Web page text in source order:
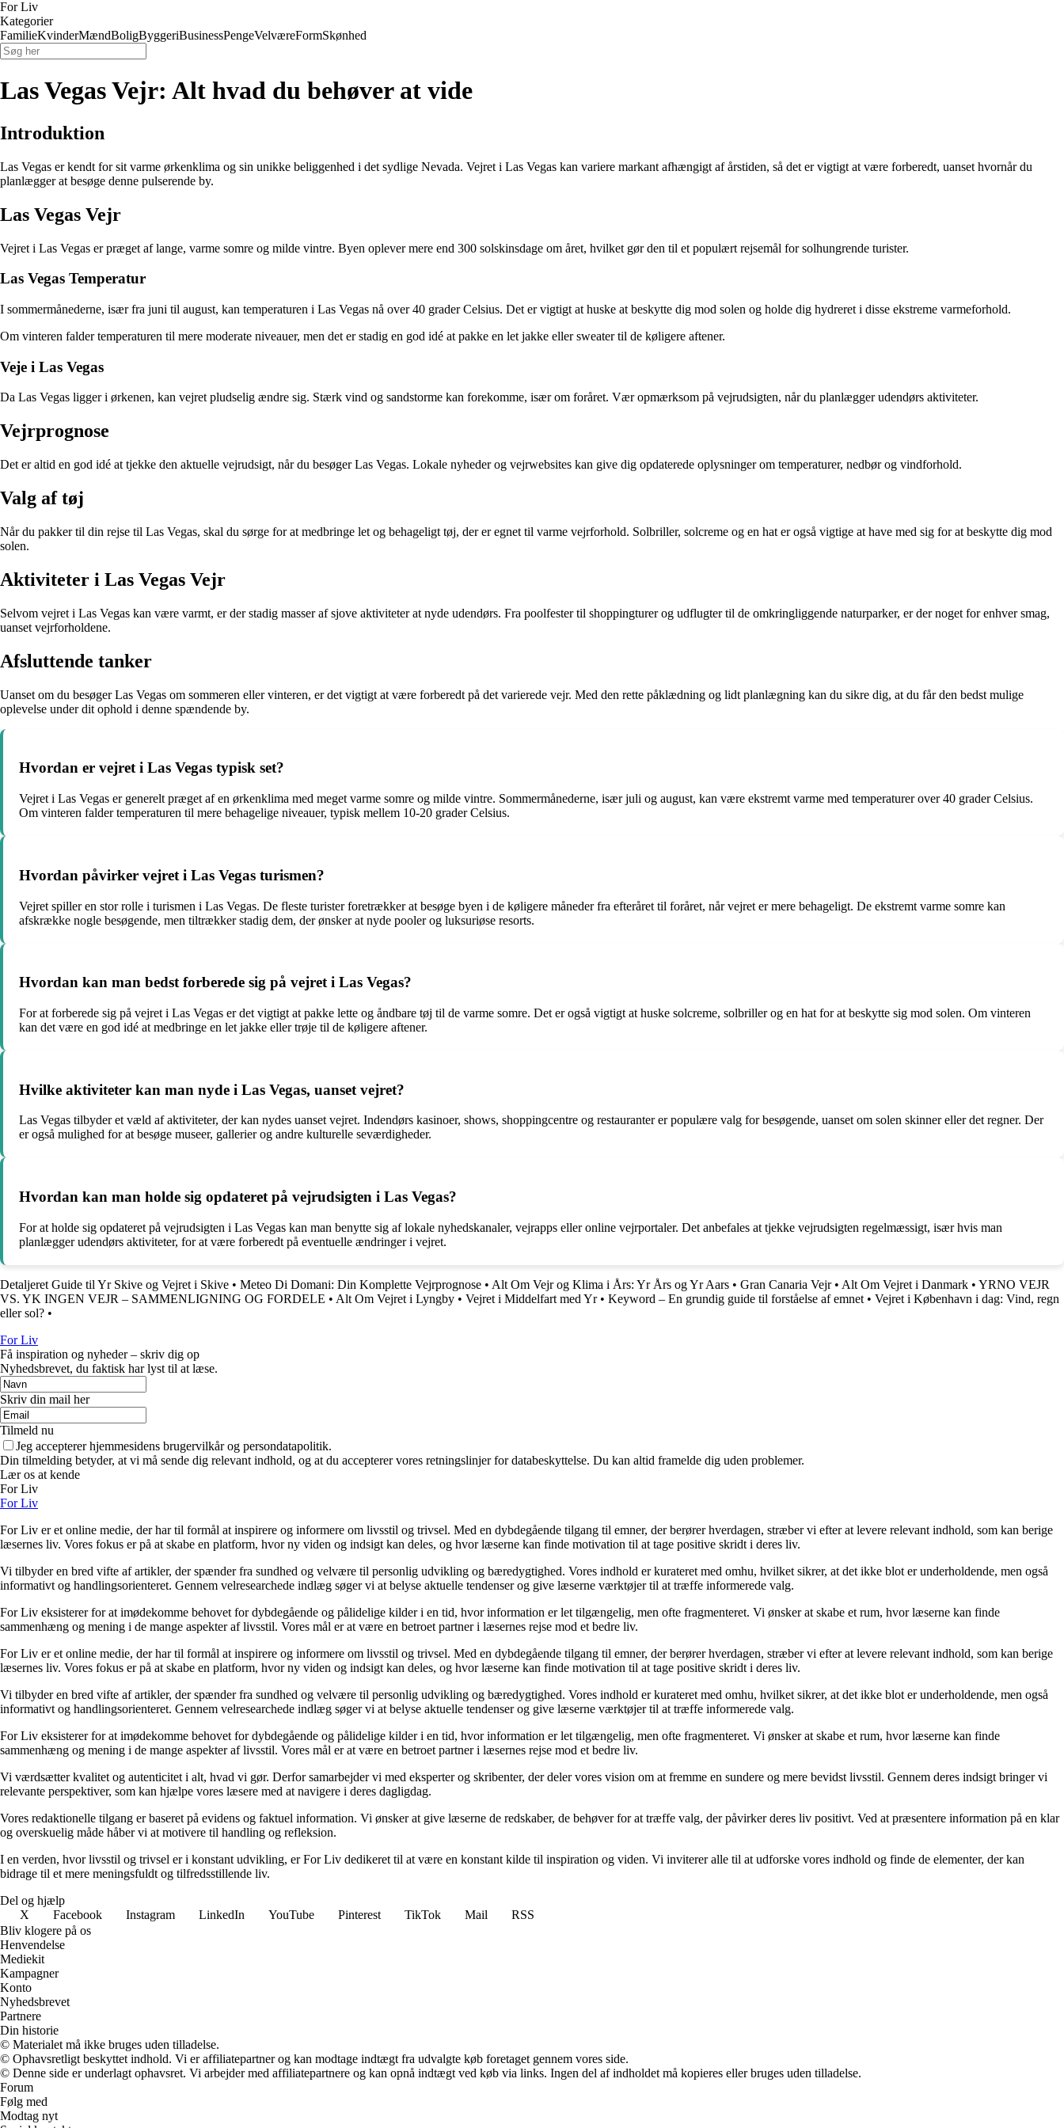
For Liv
Kategorier
FamilieKvinderMændBoligByggeriBusinessPengeVelværeFormSkønhed
Las Vegas Vejr: Alt hvad du behøver at vide
Introduktion
Las Vegas er kendt for sit varme ørkenklima og sin unikke beliggenhed i det sydlige Nevada. Vejret i Las Vegas kan variere markant afhængigt af årstiden, så det er vigtigt at være forberedt, uanset hvornår du
planlægger at besøge denne pulserende by.
Las Vegas Vejr
Vejret i Las Vegas er præget af lange, varme somre og milde vintre. Byen oplever mere end 300 solskinsdage om året, hvilket gør den til et populært rejsemål for solhungrende turister.
Las Vegas Temperatur
I sommermånederne, især fra juni til august, kan temperaturen i Las Vegas nå over 40 grader Celsius. Det er vigtigt at huske at beskytte dig mod solen og holde dig hydreret i disse ekstreme varmeforhold.
Om vinteren falder temperaturen til mere moderate niveauer, men det er stadig en god idé at pakke en let jakke eller sweater til de køligere aftener.
Veje i Las Vegas
Da Las Vegas ligger i ørkenen, kan vejret pludselig ændre sig. Stærk vind og sandstorme kan forekomme, især om foråret. Vær opmærksom på vejrudsigten, når du planlægger udendørs aktiviteter.
Vejrprognose
Det er altid en god idé at tjekke den aktuelle vejrudsigt, når du besøger Las Vegas. Lokale nyheder og vejrwebsites kan give dig opdaterede oplysninger om temperaturer, nedbør og vindforhold.
Valg af tøj
Når du pakker til din rejse til Las Vegas, skal du sørge for at medbringe let og behageligt tøj, der er egnet til varme vejrforhold. Solbriller, solcreme og en hat er også vigtige at have med sig for at beskytte dig mod
solen.
Aktiviteter i Las Vegas Vejr
Selvom vejret i Las Vegas kan være varmt, er der stadig masser af sjove aktiviteter at nyde udendørs. Fra poolfester til shoppingturer og udflugter til de omkringliggende naturparker, er der noget for enhver smag,
uanset vejrforholdene.
Afsluttende tanker
Uanset om du besøger Las Vegas om sommeren eller vinteren, er det vigtigt at være forberedt på det varierede vejr. Med den rette påklædning og lidt planlægning kan du sikre dig, at du får den bedst mulige
oplevelse under dit ophold i denne spændende by.
Hvordan er vejret i Las Vegas typisk set?
Vejret i Las Vegas er generelt præget af en ørkenklima med meget varme somre og milde vintre. Sommermånederne, især juli og august, kan være ekstremt varme med temperaturer over 40 grader Celsius.
Om vinteren falder temperaturen til mere behagelige niveauer, typisk mellem 10-20 grader Celsius.
Hvordan påvirker vejret i Las Vegas turismen?
Vejret spiller en stor rolle i turismen i Las Vegas. De fleste turister foretrækker at besøge byen i de køligere måneder fra efteråret til foråret, når vejret er mere behageligt. De ekstremt varme somre kan
afskrække nogle besøgende, men tiltrækker stadig dem, der ønsker at nyde pooler og luksuriøse resorts.
Hvordan kan man bedst forberede sig på vejret i Las Vegas?
For at forberede sig på vejret i Las Vegas er det vigtigt at pakke lette og åndbare tøj til de varme somre. Det er også vigtigt at huske solcreme, solbriller og en hat for at beskytte sig mod solen. Om vinteren
kan det være en god idé at medbringe en let jakke eller trøje til de køligere aftener.
Hvilke aktiviteter kan man nyde i Las Vegas, uanset vejret?
Las Vegas tilbyder et væld af aktiviteter, der kan nydes uanset vejret. Indendørs kasinoer, shows, shoppingcentre og restauranter er populære valg for besøgende, uanset om solen skinner eller det regner. Der
er også mulighed for at besøge museer, gallerier og andre kulturelle seværdigheder.
Hvordan kan man holde sig opdateret på vejrudsigten i Las Vegas?
For at holde sig opdateret på vejrudsigten i Las Vegas kan man benytte sig af lokale nyhedskanaler, vejrapps eller online vejrportaler. Det anbefales at tjekke vejrudsigten regelmæssigt, især hvis man
planlægger udendørs aktiviteter, for at være forberedt på eventuelle ændringer i vejret.
Detaljeret Guide til Yr Skive og Vejret i Skive • Meteo Di Domani: Din Komplette Vejrprognose • Alt Om Vejr og Klima i Års: Yr Års og Yr Aars • Gran Canaria Vejr• Alt Om Vejret i Danmark • YRNO VEJR
VS. YK INGEN VEJR – SAMMENLIGNING OG FORDELE • Alt Om Vejret i Lyngby • Vejret i Middelfart med Yr• Keyword – En grundig guide til forståelse af emnet • Vejret i København i dag: Vind, regn
eller sol? •
For Liv
Få inspiration og nyheder – skriv dig op
Nyhedsbrevet, du faktisk har lyst til at læse.
Skriv din mail her
Tilmeld nu
Jeg accepterer hjemmesidens brugervilkår og persondatapolitik.
Din tilmelding betyder, at vi må sende dig relevant indhold, og at du accepterer vores retningslinjer for databeskyttelse. Du kan altid framelde dig uden problemer.
Lær os at kende
For Liv
For Liv
For Liv er et online medie, der har til formål at inspirere og informere om livsstil og trivsel. Med en dybdegående tilgang til emner, der berører hverdagen, stræber vi efter at levere relevant indhold, som kan berige
læsernes liv. Vores fokus er på at skabe en platform, hvor ny viden og indsigt kan deles, og hvor læserne kan finde motivation til at tage positive skridt i deres liv.
Vi tilbyder en bred vifte af artikler, der spænder fra sundhed og velvære til personlig udvikling og bæredygtighed. Vores indhold er kurateret med omhu, hvilket sikrer, at det ikke blot er underholdende, men også
informativt og handlingsorienteret. Gennem velresearchede indlæg søger vi at belyse aktuelle tendenser og give læserne værktøjer til at træffe informerede valg.
For Liv eksisterer for at imødekomme behovet for dybdegående og pålidelige kilder i en tid, hvor information er let tilgængelig, men ofte fragmenteret. Vi ønsker at skabe et rum, hvor læserne kan finde
sammenhæng og mening i de mange aspekter af livsstil. Vores mål er at være en betroet partner i læsernes rejse mod et bedre liv.
For Liv er et online medie, der har til formål at inspirere og informere om livsstil og trivsel. Med en dybdegående tilgang til emner, der berører hverdagen, stræber vi efter at levere relevant indhold, som kan berige
læsernes liv. Vores fokus er på at skabe en platform, hvor ny viden og indsigt kan deles, og hvor læserne kan finde motivation til at tage positive skridt i deres liv.
Vi tilbyder en bred vifte af artikler, der spænder fra sundhed og velvære til personlig udvikling og bæredygtighed. Vores indhold er kurateret med omhu, hvilket sikrer, at det ikke blot er underholdende, men også
informativt og handlingsorienteret. Gennem velresearchede indlæg søger vi at belyse aktuelle tendenser og give læserne værktøjer til at træffe informerede valg.
For Liv eksisterer for at imødekomme behovet for dybdegående og pålidelige kilder i en tid, hvor information er let tilgængelig, men ofte fragmenteret. Vi ønsker at skabe et rum, hvor læserne kan finde
sammenhæng og mening i de mange aspekter af livsstil. Vores mål er at være en betroet partner i læsernes rejse mod et bedre liv.
Vi værdsætter kvalitet og autenticitet i alt, hvad vi gør. Derfor samarbejder vi med eksperter og skribenter, der deler vores vision om at fremme en sundere og mere bevidst livsstil. Gennem deres indsigt bringer vi
relevante perspektiver, som kan hjælpe vores læsere med at navigere i deres dagligdag.
Vores redaktionelle tilgang er baseret på evidens og faktuel information. Vi ønsker at give læserne de redskaber, de behøver for at træffe valg, der påvirker deres liv positivt. Ved at præsentere information på en klar
og overskuelig måde håber vi at motivere til handling og refleksion.
I en verden, hvor livsstil og trivsel er i konstant udvikling, er For Liv dedikeret til at være en konstant kilde til inspiration og viden. Vi inviterer alle til at udforske vores indhold og finde de elementer, der kan
bidrage til et mere meningsfuldt og tilfredsstillende liv.
Del og hjælp
X
Facebook Instagram LinkedIn YouTube Pinterest TikTok Mail
RSS
Bliv klogere på os
Henvendelse
Mediekit
Kampagner
Konto
Nyhedsbrevet
Partnere
Din historie
© Materialet må ikke bruges uden tilladelse.
© Ophavsretligt beskyttet indhold. Vi er affiliatepartner og kan modtage indtægt fra udvalgte køb foretaget gennem vores side.
© Denne side er underlagt ophavsret. Vi arbejder med affiliatepartnere og kan opnå indtægt ved køb via links. Ingen del af indholdet må kopieres eller bruges uden tilladelse.
Forum
Følg med
Modtag nyt